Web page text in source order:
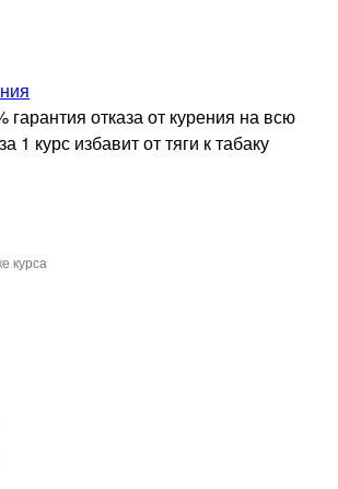
отказа от курения на всю
1 курс избавит от тяги к табаку
курса